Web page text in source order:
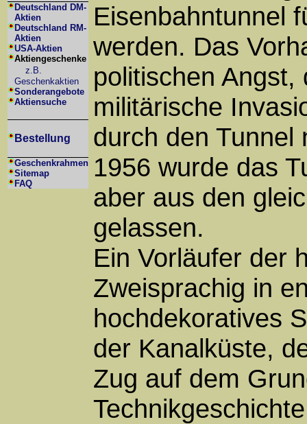
Deutschland DM-
Aktien
Deutschland RM-
Aktien
USA-Aktien
Aktiengeschenke
z.B.
Geschenkaktien
Sonderangebote
Aktiensuche
Bestellung
Geschenkrahmen
Sitemap
FAQ
Eisenbahntunnel
werden. Das
politischen
militärische
durch den Tunnel
1956 wurde das
aber aus den
gelassen.
Ein Vorläufer der
Zweisprachig in
hochdekoratives
der Kanalküste,
Zug auf dem